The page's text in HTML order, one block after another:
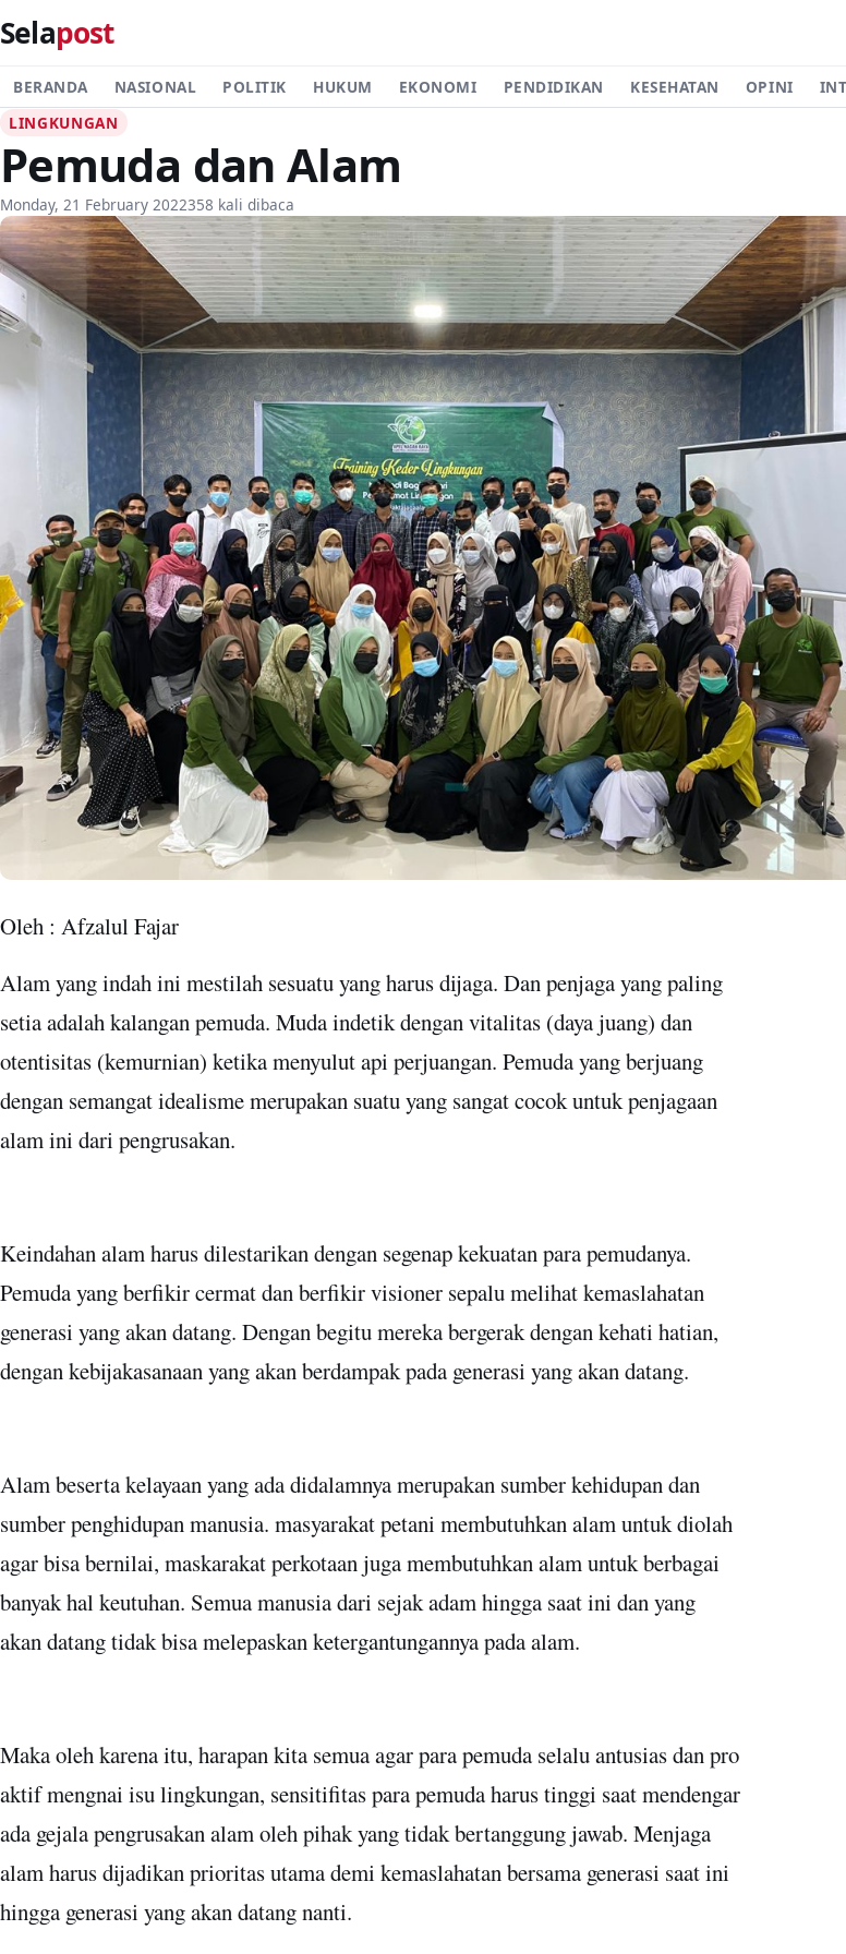
Selapost
BERANDA NASIONAL POLITIK HUKUM EKONOMI PENDIDIKAN KESEHATAN OPINI
LINGKUNGAN
Pemuda dan Alam
Monday, 21 February 2022358 kali dibaca
Oleh : Afzalul Fajar
Alam yang indah ini mestilah sesuatu yang harus dijaga. Dan penjaga yang paling
setia adalah kalangan pemuda. Muda indetik dengan vitalitas (daya juang) dan
otentisitas (kemurnian) ketika menyulut api perjuangan. Pemuda yang berjuang
dengan semangat idealisme merupakan suatu yang sangat cocok untuk penjagaan
alam ini dari pengrusakan.
Keindahan alam harus dilestarikan dengan segenap kekuatan para pemudanya.
Pemuda yang berfikir cermat dan berfikir visioner sepalu melihat kemaslahatan
generasi yang akan datang. Dengan begitu mereka bergerak dengan kehati hatian,
dengan kebijakasanaan yang akan berdampak pada generasi yang akan datang.
Alam beserta kelayaan yang ada didalamnya merupakan sumber kehidupan dan
sumber penghidupan manusia. masyarakat petani membutuhkan alam untuk diolah
agar bisa bernilai, maskarakat perkotaan juga membutuhkan alam untuk berbagai
banyak hal keutuhan. Semua manusia dari sejak adam hingga saat ini dan yang
akan datang tidak bisa melepaskan ketergantungannya pada alam.
Maka oleh karena itu, harapan kita semua agar para pemuda selalu antusias dan pro
aktif mengnai isu lingkungan, sensitifitas para pemuda harus tinggi saat mendengar
ada gejala pengrusakan alam oleh pihak yang tidak bertanggung jawab. Menjaga
alam harus dijadikan prioritas utama demi kemaslahatan bersama generasi saat ini
hingga generasi yang akan datang nanti.